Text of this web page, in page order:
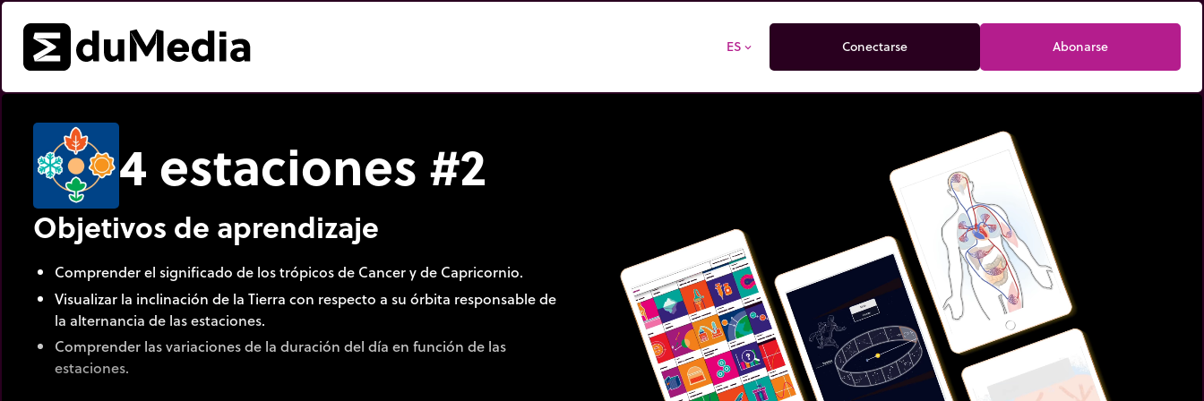
ES expand_more Conectarse Abonarse
4 estaciones #2
Objetivos de aprendizaje
Comprender el significado de los trópicos de Cancer y de Capricornio.
Visualizar la inclinación de la Tierra con respecto a su órbita responsable de
la alternancia de las estaciones.
Comprender las variaciones de la duración del día en función de las
estaciones.